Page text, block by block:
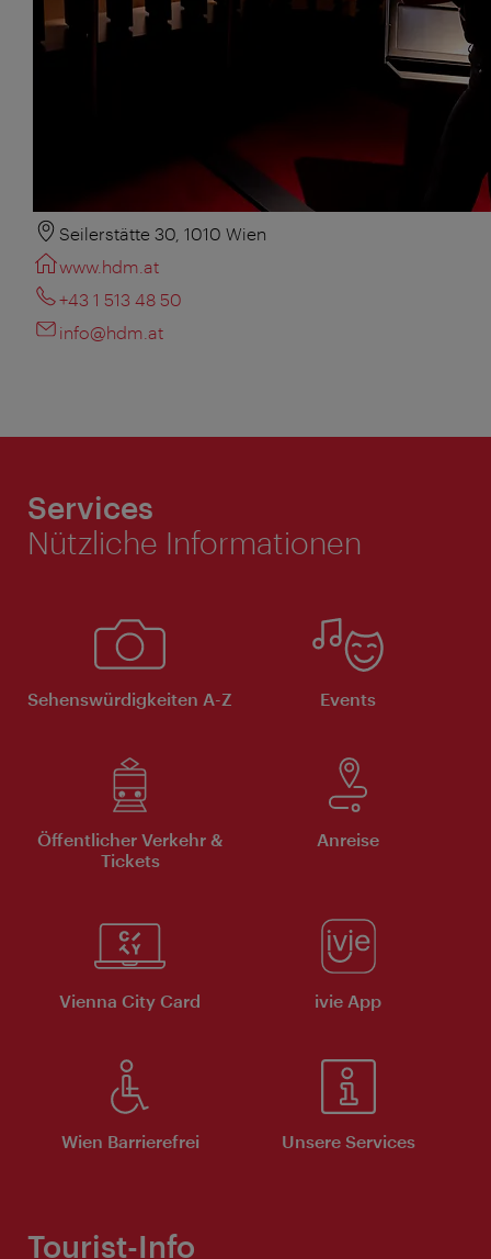
Seilerstätte 30, 1010 Wien
www.hdm.at
+43 1 513 48 50
info@hdm.at
Services
Nützliche Informationen
Sehenswürdigkeiten A-Z Events
Öffentlicher Verkehr &
Tickets
Anreise
Vienna City Card ivie App
Wien Barrierefrei Unsere Services
Tourist-Info